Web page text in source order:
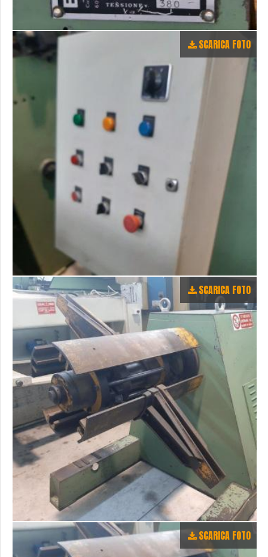
SCARICA FOTO
SCARICA FOTO
SCARICA FOTO